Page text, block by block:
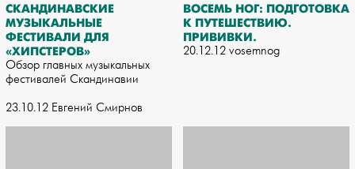
СКАНДИНАВСКИЕ
МУЗЫКАЛЬНЫЕ
ФЕСТИВАЛИ ДЛЯ
«ХИПСТЕРОВ»
Обзор главных музыкальных
фестивалей Скандинавии
23.10.12 Евгений Смирнов
ВОСЕМЬ НОГ: ПОДГОТОВКА
К ПУТЕШЕСТВИЮ.
ПРИВИВКИ.
20.12.12 vosemnog